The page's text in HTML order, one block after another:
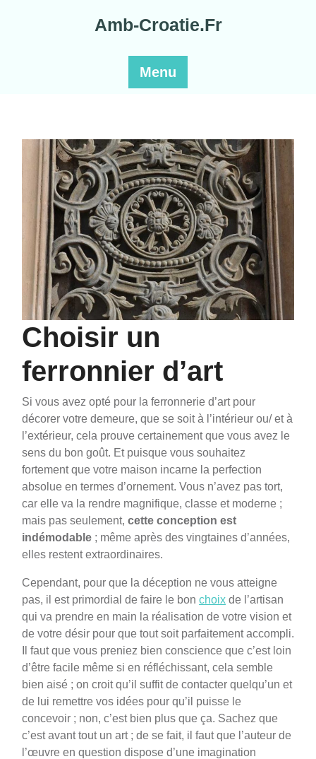
Amb-Croatie.Fr
Menu
Choisir un
ferronnier d’art
Si vous avez opté pour la ferronnerie d’art pour
décorer votre demeure, que se soit à l’intérieur ou/ et à
l’extérieur, cela prouve certainement que vous avez le
sens du bon goût. Et puisque vous souhaitez
fortement que votre maison incarne la perfection
absolue en termes d’ornement. Vous n’avez pas tort,
car elle va la rendre magnifique, classe et moderne ;
mais pas seulement, cette conception est
indémodable ; même après des vingtaines d’années,
elles restent extraordinaires.
Cependant, pour que la déception ne vous atteigne
pas, il est primordial de faire le bon choix de l’artisan
qui va prendre en main la réalisation de votre vision et
de votre désir pour que tout soit parfaitement accompli.
Il faut que vous preniez bien conscience que c’est loin
d’être facile même si en réfléchissant, cela semble
bien aisé ; on croit qu’il suffit de contacter quelqu’un et
de lui remettre vos idées pour qu’il puisse le
concevoir ; non, c’est bien plus que ça. Sachez que
c’est avant tout un art ; de se fait, il faut que l’auteur de
l’œuvre en question dispose d’une imagination